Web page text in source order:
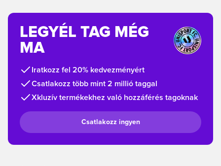
LEGYÉL TAG MÉG
MA
Iratkozz fel 20% kedvezményért
Csatlakozz több mint 2 millió taggal
Xkluzív termékekhez való hozzáférés tagoknak
Csatlakozz ingyen